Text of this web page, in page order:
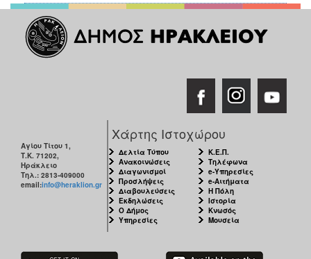
Αγίου Τίτου 1,
Τ.Κ. 71202,
Ηράκλειο
Τηλ.: 2813-409000
email:info@heraklion.gr
Χάρτης Ιστοχώρου
Δελτία Τύπου
Ανακοινώσεις
Διαγωνισμοί
Προσλήψεις
Διαβουλεύσεις
Εκδηλώσεις
Ο Δήμος
Υπηρεσίες
Κ.Ε.Π.
Τηλέφωνα
e-Υπηρεσίες
e-Αιτήματα
Η Πόλη
Ιστορία
Κνωσός
Μουσεία